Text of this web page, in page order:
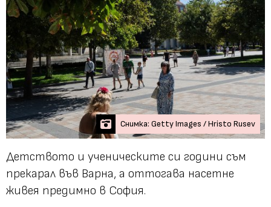
Снимка: Getty Images / Hristo Rusev
Детството и ученическите си години съм
прекарал във Варна, а оттогава насетне
живея предимно в София.